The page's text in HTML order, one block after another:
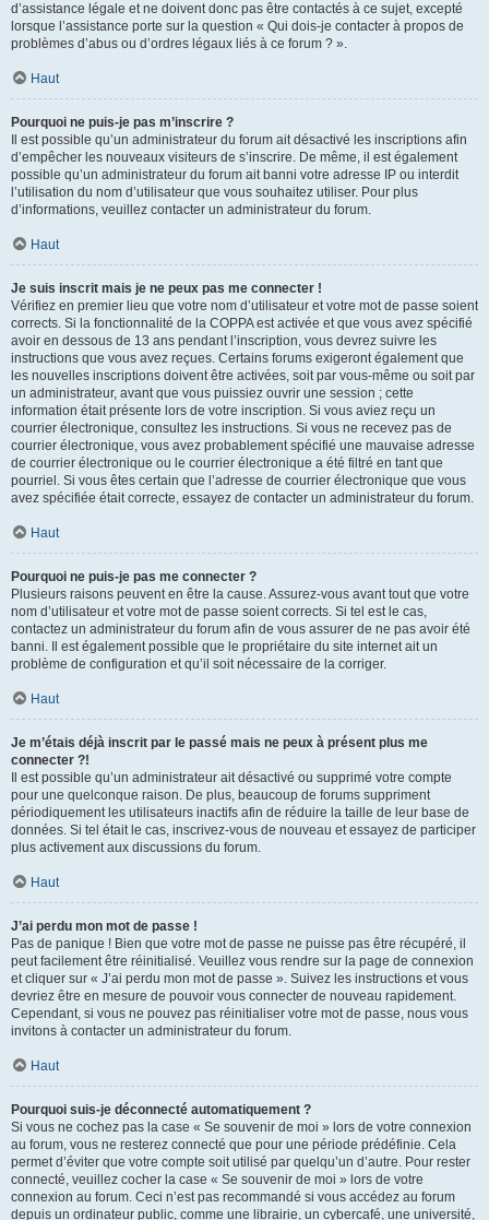
d’assistance légale et ne doivent donc pas être contactés à ce sujet, excepté
lorsque l’assistance porte sur la question « Qui dois-je contacter à propos de
problèmes d’abus ou d’ordres légaux liés à ce forum ? ».
Haut
Pourquoi ne puis-je pas m’inscrire ?
Il est possible qu’un administrateur du forum ait désactivé les inscriptions afin
d’empêcher les nouveaux visiteurs de s’inscrire. De même, il est également
possible qu’un administrateur du forum ait banni votre adresse IP ou interdit
l’utilisation du nom d’utilisateur que vous souhaitez utiliser. Pour plus
d’informations, veuillez contacter un administrateur du forum.
Haut
Je suis inscrit mais je ne peux pas me connecter !
Vérifiez en premier lieu que votre nom d’utilisateur et votre mot de passe soient
corrects. Si la fonctionnalité de la COPPA est activée et que vous avez spécifié
avoir en dessous de 13 ans pendant l’inscription, vous devrez suivre les
instructions que vous avez reçues. Certains forums exigeront également que
les nouvelles inscriptions doivent être activées, soit par vous-même ou soit par
un administrateur, avant que vous puissiez ouvrir une session ; cette
information était présente lors de votre inscription. Si vous aviez reçu un
courrier électronique, consultez les instructions. Si vous ne recevez pas de
courrier électronique, vous avez probablement spécifié une mauvaise adresse
de courrier électronique ou le courrier électronique a été filtré en tant que
pourriel. Si vous êtes certain que l’adresse de courrier électronique que vous
avez spécifiée était correcte, essayez de contacter un administrateur du forum.
Haut
Pourquoi ne puis-je pas me connecter ?
Plusieurs raisons peuvent en être la cause. Assurez-vous avant tout que votre
nom d’utilisateur et votre mot de passe soient corrects. Si tel est le cas,
contactez un administrateur du forum afin de vous assurer de ne pas avoir été
banni. Il est également possible que le propriétaire du site internet ait un
problème de configuration et qu’il soit nécessaire de la corriger.
Haut
Je m’étais déjà inscrit par le passé mais ne peux à présent plus me
connecter ?!
Il est possible qu’un administrateur ait désactivé ou supprimé votre compte
pour une quelconque raison. De plus, beaucoup de forums suppriment
périodiquement les utilisateurs inactifs afin de réduire la taille de leur base de
données. Si tel était le cas, inscrivez-vous de nouveau et essayez de participer
plus activement aux discussions du forum.
Haut
J’ai perdu mon mot de passe !
Pas de panique ! Bien que votre mot de passe ne puisse pas être récupéré, il
peut facilement être réinitialisé. Veuillez vous rendre sur la page de connexion
et cliquer sur « J’ai perdu mon mot de passe ». Suivez les instructions et vous
devriez être en mesure de pouvoir vous connecter de nouveau rapidement.
Cependant, si vous ne pouvez pas réinitialiser votre mot de passe, nous vous
invitons à contacter un administrateur du forum.
Haut
Pourquoi suis-je déconnecté automatiquement ?
Si vous ne cochez pas la case « Se souvenir de moi » lors de votre connexion
au forum, vous ne resterez connecté que pour une période prédéfinie. Cela
permet d’éviter que votre compte soit utilisé par quelqu’un d’autre. Pour rester
connecté, veuillez cocher la case « Se souvenir de moi » lors de votre
connexion au forum. Ceci n’est pas recommandé si vous accédez au forum
depuis un ordinateur public, comme une librairie, un cybercafé, une université,